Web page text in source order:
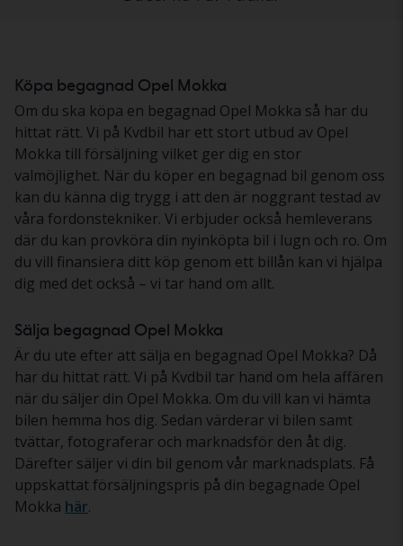
Köpa begagnad Opel Mokka
Om du ska köpa en begagnad Opel Mokka så har du
hittat rätt. Vi på Kvdbil har ett stort utbud av Opel
Mokka till försäljning vilket ger dig en stor
valmöjlighet. När du köper en begagnad bil genom oss
kan du känna dig trygg i att den är noggrant testad av
våra fordonstekniker. Vi erbjuder också hemleverans
där du kan provköra din nyinköpta bil i lugn och ro. Om
du vill finansiera ditt köp genom ett billån kan vi hjälpa
dig med det också – vi tar hand om allt.
Sälja begagnad Opel Mokka
Är du ute efter att sälja en begagnad Opel Mokka? Då
har du hittat rätt. Vi på Kvdbil tar hand om hela affären
när du säljer din Opel Mokka. Om du vill kan vi hämta
bilen hemma hos dig. Sedan värderar vi bilen samt
tvättar, fotograferar och marknadsför den åt dig.
Därefter säljer vi din bil genom vår marknadsplats. Få
uppskattat försäljningspris på din begagnade Opel
Mokka här.